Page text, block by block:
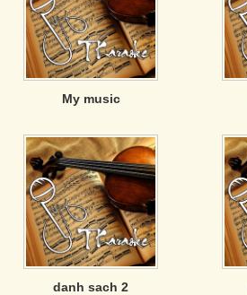
My music
danh sach 2